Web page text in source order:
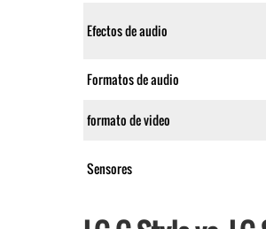
Efectos de audio
Formatos de audio
formato de video
Sensores